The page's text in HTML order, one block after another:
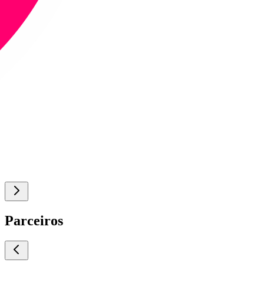
Parceiros